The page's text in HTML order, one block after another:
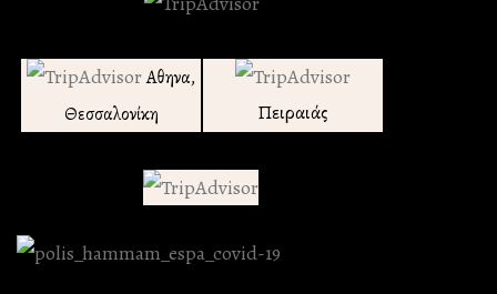
Αθηνα,
Θεσσαλονίκη
Πειραιάς